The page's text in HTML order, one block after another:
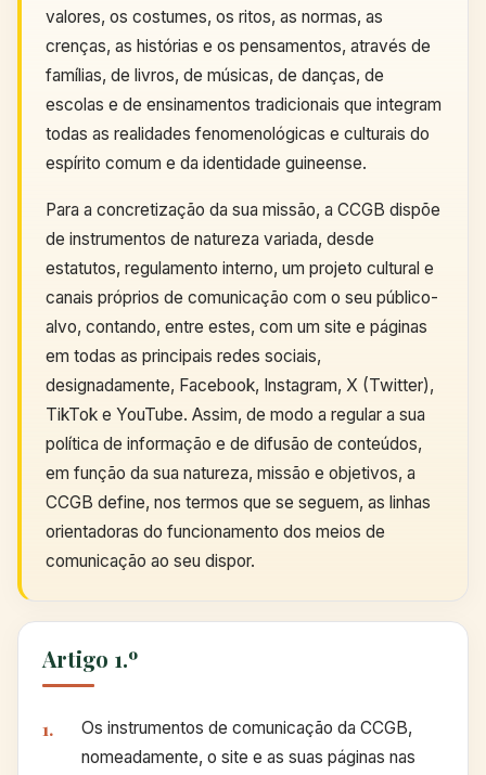
valores, os costumes, os ritos, as normas, as
crenças, as histórias e os pensamentos, através de
famílias, de livros, de músicas, de danças, de
escolas e de ensinamentos tradicionais que integram
todas as realidades fenomenológicas e culturais do
espírito comum e da identidade guineense.
Para a concretização da sua missão, a CCGB dispõe
de instrumentos de natureza variada, desde
estatutos, regulamento interno, um projeto cultural e
canais próprios de comunicação com o seu público-
alvo, contando, entre estes, com um site e páginas
em todas as principais redes sociais,
designadamente, Facebook, Instagram, X (Twitter),
TikTok e YouTube. Assim, de modo a regular a sua
política de informação e de difusão de conteúdos,
em função da sua natureza, missão e objetivos, a
CCGB define, nos termos que se seguem, as linhas
orientadoras do funcionamento dos meios de
comunicação ao seu dispor.
Artigo 1.º
Os instrumentos de comunicação da CCGB,
nomeadamente, o site e as suas páginas nas